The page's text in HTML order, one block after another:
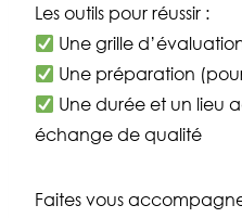
Les outils pour réussir :
Une grille
Une préparation
Une durée et un lieu
échange de qualité
Faites vous